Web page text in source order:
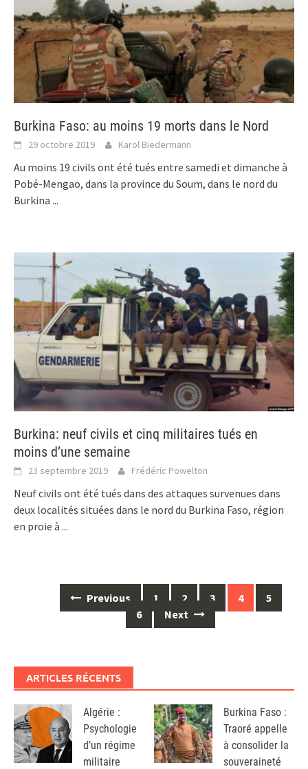
Burkina Faso: au moins 19 morts dans le Nord
29 octobre 2019 Karol Biedermann
Au moins 19 civils ont été tués entre samedi et dimanche à
Pobé-Mengao, dans la province du Soum, dans le nord du
Burkina ...
Burkina: neuf civils et cinq militaires tués en
moins d’une semaine
23 septembre 2019 Frédéric Powelton
Neuf civils ont été tués dans des attaques survenues dans
deux localités situées dans le nord du Burkina Faso, région
en proie à ...
navigation
Previous 1 2 3 4
5
6
Next
ARTICLES RÉCENTS
Algérie :
Psychologie
d’un régime
militaire
Burkina Faso :
Traoré appelle
à consolider la
souveraineté